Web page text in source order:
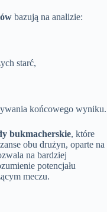
bazują na analizie:
starć,
końcowego wyniku.
bukmacherskie, które
obu drużyn, oparte na
na bardziej
potencjału
meczu.